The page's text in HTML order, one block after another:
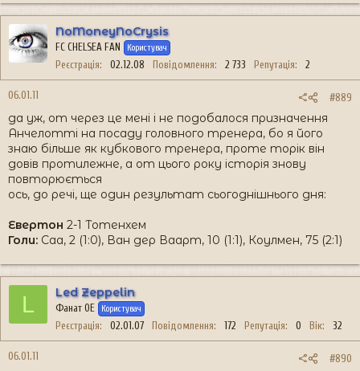
NoMoneyNoCrysis
FC CHELSEA FAN Користувач
Реєстрація 02.12.08 Повідомлення 2 733 Репутація 2
06.01.11 #889
да уж, от через це мені і не подобалося призначення
Анчелотті на посаду головного тренера, бо я його
знаю більше як кубкового тренера, проте торік він
довів протилежне, а от цього року історія знову
повторюється
ось, до речі, ще один результат сьогоднішнього дня:
Евертон 2-1 Тотенхем
Голи: Саа, 2 (1:0), Ван дер Ваарт, 10 (1:1), Коулмен, 75 (2:1)
L Led Zeppelin
Фанат ОЕ Користувач
Реєстрація 02.01.07 Повідомлення 172 Репутація 0 Вік 32
06.01.11 #890